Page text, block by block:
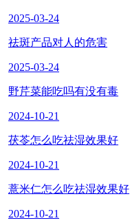
2025-03-24
祛斑产品对人的危害
2025-03-24
野芹菜能吃吗有没有毒
2024-10-21
茯苓怎么吃祛湿效果好
2024-10-21
薏米仁怎么吃祛湿效果好
2024-10-21